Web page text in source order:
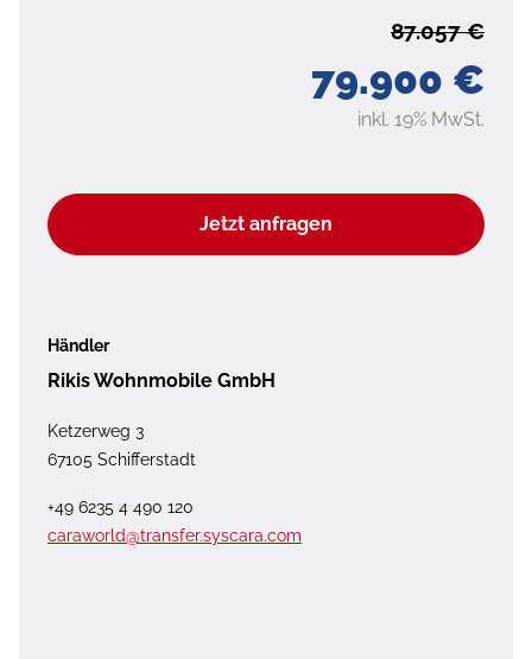
79.900 €
87.057 €
inkl. 19% MwSt.
Jetzt anfragen
Händler
Rikis Wohnmobile GmbH
Ketzerweg 3
67105 Schifferstadt
+49 6235 4 490 120
caraworld@transfer.syscara.com